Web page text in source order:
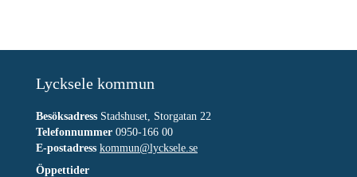
Lycksele kommun
Besöksadress Stadshuset, Storgatan 22
Telefonnummer 0950-166 00
E-postadress kommun@lycksele.se
Öppettider